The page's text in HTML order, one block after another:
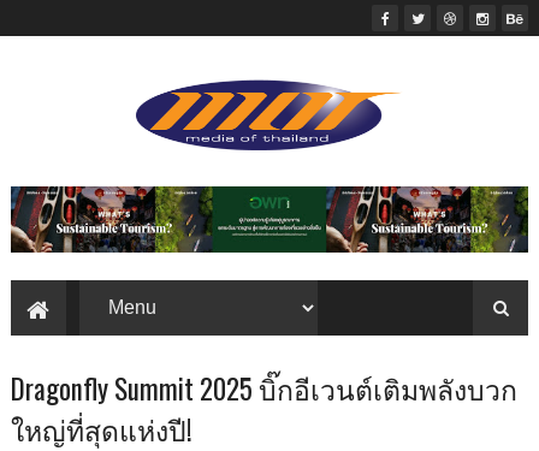
Dragonfly Summit 2025 บิ๊กอีเวนต์เติมพลังบวก
ใหญ่ที่สุดแห่งปี!